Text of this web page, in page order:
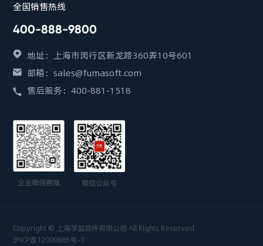
全国销售热线
400-888-9800
地址：上海市闵行区新龙路360弄10号601
邮箱：sales@fumasoft.com
售后服务：400-881-1518
企业微信客服 微信公众号
Copyright © 上海孚盟软件有限公司 All Rights Reserved
沪ICP备12009685号-1